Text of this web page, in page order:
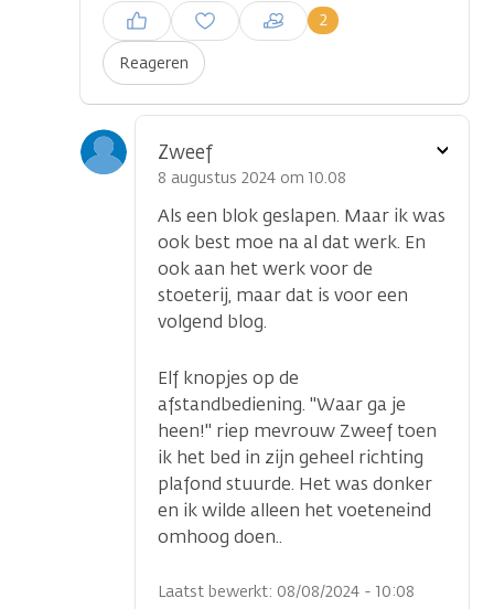
Reageren
2
Inloggen om een reactie te
plaatsen
Zweef
8 augustus 2024 om 10.08
Als een blok geslapen. Maar ik was
ook best moe na al dat werk. En
ook aan het werk voor de
stoeterij, maar dat is voor een
volgend blog.
Elf knopjes op de
afstandbediening. "Waar ga je
heen!" riep mevrouw Zweef toen
ik het bed in zijn geheel richting
plafond stuurde. Het was donker
en ik wilde alleen het voeteneind
omhoog doen..
Laatst bewerkt: 08/08/2024 - 10:08
Toon